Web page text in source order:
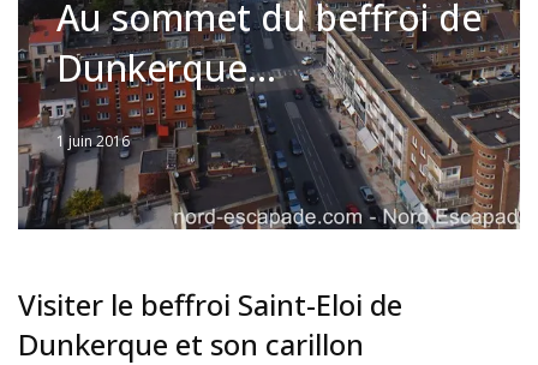
Au sommet du beffroi de
Dunkerque…
Written
by
Jérémie
1 juin 2016
Visiter le beffroi Saint-Eloi de
Dunkerque et son carillon